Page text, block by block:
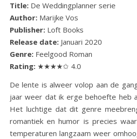
Title: De Weddingplanner serie
Author: Marijke Vos
Publisher: Loft Books
Release date: Januari 2020
Genre: Feelgood Roman
Rating: ★★★★✩ 4.0
De lente is alweer volop aan de
jaar weer dat ik erge behoefte heb
Het luchtige dat dit genre
romantiek en humor is precies
temperaturen langzaam weer